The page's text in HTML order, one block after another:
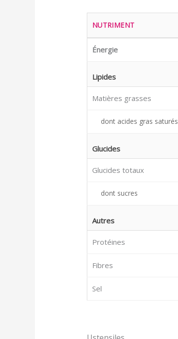
NUTRIMENT
Énergie
Lipides
Matières grasses
dont acides gras saturés
Glucides
Glucides totaux
dont sucres
Autres
Protéines
Fibres
Sel